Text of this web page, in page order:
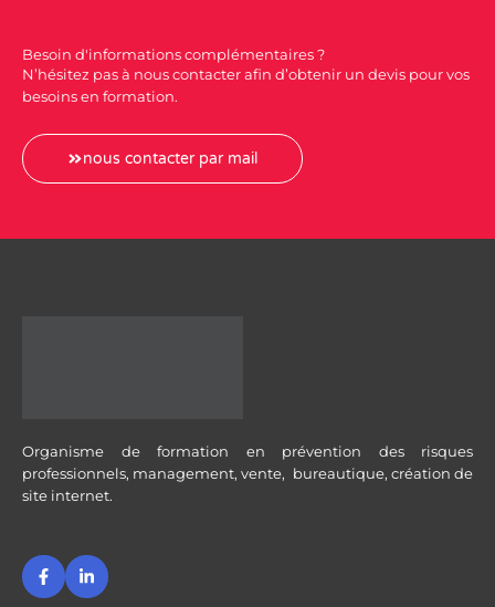
Besoin d'informations complémentaires ?
N’hésitez pas à nous contacter afin d’obtenir un devis pour vos
besoins en formation.
nous contacter par mail
Organisme de formation en prévention des risques
professionnels, management, vente, bureautique, création de
site internet.
F
a
c
L
i
n